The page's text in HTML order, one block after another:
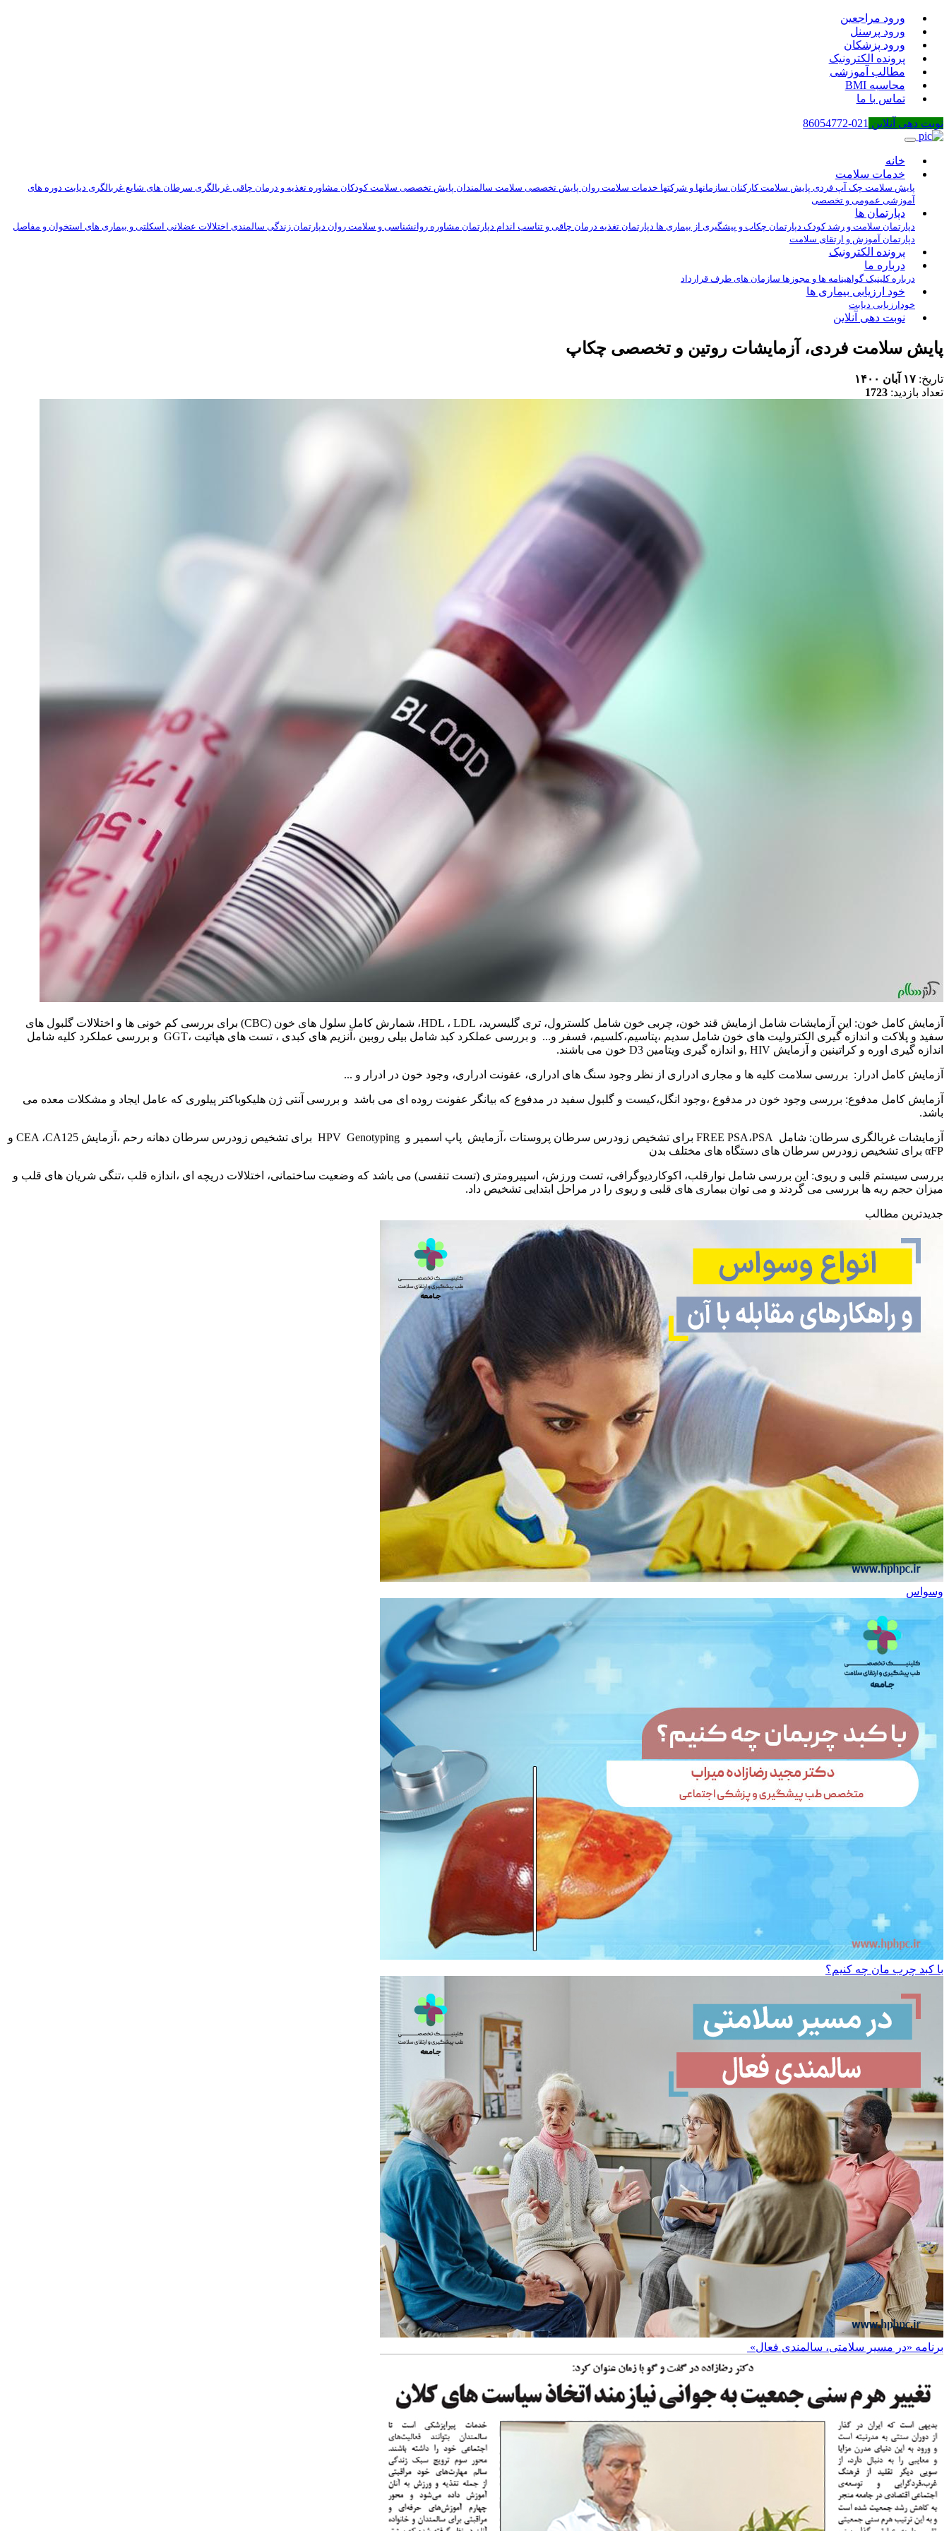
ورود مراجعین
ورود پرسنل
ورود پزشکان
پرونده الکترونیک
مطالب آموزشی
محاسبه BMI
تماس با ما
نوبت دهی آنلاین 021-86054772
خانه
خدمات سلامت
پایش سلامت چک آپ فردی پایش سلامت کارکنان سازمانها و شرکتها خدمات سلامت روان پایش تخصصی سلامت سالمندان پایش تخصصی سلامت کودکان مشاوره تغذیه و درمان چاقی غربالگری سرطان های شایع غربالگری دیابت دوره های
آموزشی عمومی و تخصصی
دپارتمان ها
دپارتمان سلامت و رشد کودک دپارتمان چکاب و پیشگیری از بیماری ها دپارتمان تغذیه درمان چاقی و تناسب اندام دپارتمان مشاوره روانشناسی و سلامت روان دپارتمان زندگی سالمندی اختلالات عضلانی اسکلتی و بیماری های استخوان و مفاصل
دپارتمان آموزش و ارتقای سلامت
پرونده الکترونیک
درباره ما
درباره کلینیکگواهینامه ها و مجوزها سازمان های طرف قرارداد
خود ارزیابی بیماری ها
خودارزیابی دیابت
نوبت دهی آنلاین
پایش سلامت فردی، آزمایشات روتین و تخصصی چکاپ
تاریخ: ۱۷ آبان ۱۴۰۰
تعداد بازدید: 1723
آزمایش کامل خون: این آزمایشات شامل ازمایش قند خون، چربی خون شامل کلسترول، تری گلیسرید، HDL ، LDL، شمارش کامل سلول های خون (CBC) برای بررسی کم خونی ها و اختلالات گلبول های
سفید و پلاکت و اندازه گیری الکترولیت های خون شامل سدیم ،پتاسیم،کلسیم، فسفر و... و بررسی عملکرد کبد شامل بیلی روبین ،آنزیم های کبدی ، تست های هپاتیت ،GGT و بررسی عملکرد کلیه شامل
اندازه گیری اوره و کراتینین و آزمایش HIV ,و اندازه گیری ویتامین D3 خون می باشند.
آزمایش کامل ادرار: بررسی سلامت کلیه ها و مجاری ادراری از نظر وجود سنگ های ادراری، عفونت ادراری، وجود خون در ادرار و ...
آزمایش کامل مدفوع: بررسی وجود خون در مدفوع ،وجود انگل،کیست و گلبول سفید در مدفوع که بیانگر عفونت روده ای می باشد و بررسی آنتی ژن هلیکوباکتر پیلوری که عامل ایجاد و مشکلات معده می
باشد.
آزمایشات غربالگری سرطان: شامل FREE PSA،PSA برای تشخیص زودرس سرطان پروستات ،آزمایش پاپ اسمیر و HPV Genotyping برای تشخیص زودرس سرطان دهانه رحم ،آزمایش CEA ،CA125 و
αFP برای تشخیص زودرس سرطان های دستگاه های مختلف بدن
بررسی سیستم قلبی و ریوی: این بررسی شامل نوارقلب، اکوکاردیوگرافی، تست ورزش، اسپیرومتری (تست تنفسی) می باشد که وضعیت ساختمانی، اختلالات دریچه ای ،اندازه قلب ،تنگی شریان های قلب و
میزان حجم ریه ها بررسی می گردند و می توان بیماری های قلبی و ریوی را در مراحل ابتدایی تشخیص داد.
جدیدترین مطالب
وسواس
با کبد چرب مان چه کنیم؟
برنامه «در مسیر سلامتی، سالمندی فعال»